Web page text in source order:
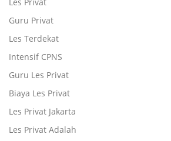
Guru Privat
Les Terdekat
Intensif CPNS
Guru Les Privat
Biaya Les Privat
Les Privat Jakarta
Les Privat Adalah